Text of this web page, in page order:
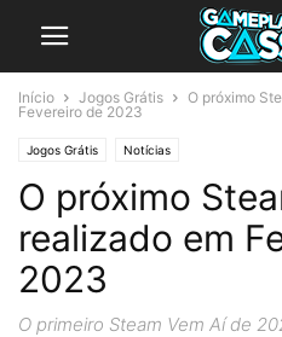
Início Jogos Grátis
O próximo
Fevereiro de 2023
Jogos Grátis Notícias
O próximo
realizado em
2023
O primeiro Steam Vem Aí de